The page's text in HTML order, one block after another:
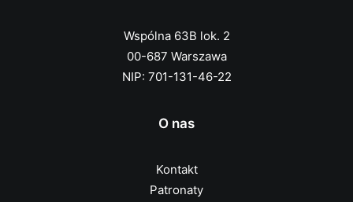
Wspólna 63B lok. 2
00-687 Warszawa
NIP: 701-131-46-22
O nas
Kontakt
Patronaty